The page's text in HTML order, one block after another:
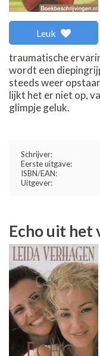
Leuk
traumatische
wordt een
steeds weer
lijkt het er niet op,
glimpje geluk.
Schrijver:
Eerste uitgave:
ISBN/EAN:
Uitgever:
Echo uit het